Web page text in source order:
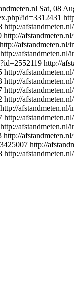
Sat, 08
http://
http://
http://afstandmeten.nl/
http://afstandmeten.nl/
http://
http://
http://
http://
http://
http://afstandmeten.nl/
http://
http://
http://
http://
http://